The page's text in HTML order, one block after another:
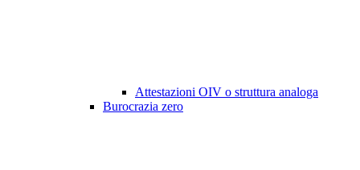
Attestazioni OIV o struttura analoga
Burocrazia zero